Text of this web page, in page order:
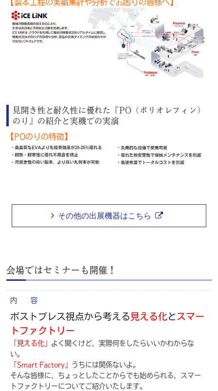
見開き性と耐久性に優れた『PO（ポリオレフィン）
のり』の紹介と実機での実演
【POのりの特徴】
その他の出展機器はこちら
会場ではセミナーも開催！
内 容
ポストプレス視点から考える見える化と スマー
トファクトリー
「見える化」 よく聞くけど、実際何をしたらいいかわからな
い。
「Smart Factory」 うちには関係ないよ。
そんな皆様に、ちょっとしたことからでも始められる、スマー
トファクトリーについてご紹介いたします。